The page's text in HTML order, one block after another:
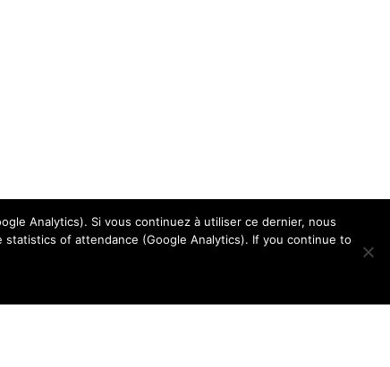
Analytics). Si vous continuez à utiliser ce dernier, nous
of attendance (Google Analytics). If you continue to